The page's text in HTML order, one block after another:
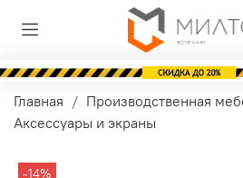
Главная
Производственная
Аксессуары и экраны
-14%